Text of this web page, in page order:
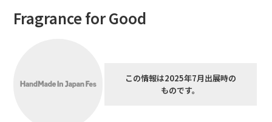
Fragrance for Good
この情報は2025年7月出展時の
ものです。